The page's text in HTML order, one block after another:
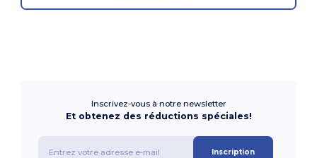
Inscrivez-vous à notre newsletter
Et obtenez des réductions spéciales!
Inscription